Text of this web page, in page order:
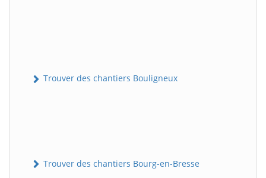
Trouver des chantiers Bouligneux
Trouver des chantiers Bourg-en-Bresse